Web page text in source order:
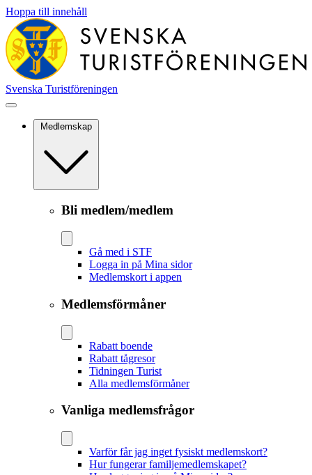
Hoppa till innehåll
Svenska Turistföreningen
Medlemskap
Bli medlem/medlem
Gå med i STF
Logga in på Mina sidor
Medlemskort i appen
Medlemsförmåner
Rabatt boende
Rabatt tågresor
Tidningen Turist
Alla medlemsförmåner
Vanliga medlemsfrågor
Varför får jag inget fysiskt medlemskort?
Hur fungerar familjemedlemskapet?